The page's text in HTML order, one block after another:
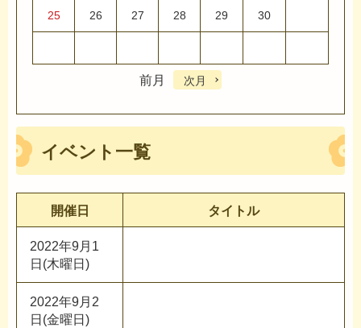
25 26 27 28 29 30
前月 次月
イベント一覧
開催日 タイトル
2022年9月1
日(木曜日)
2022年9月2
日(金曜日)